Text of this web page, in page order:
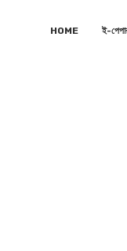
HOME ই-